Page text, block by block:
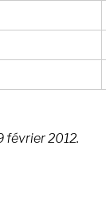
février 2012.